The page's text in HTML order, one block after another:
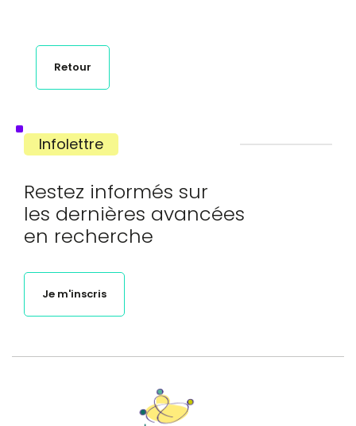
Retour
Infolettre
Restez informés sur
les dernières avancées
en recherche
Je m'inscris